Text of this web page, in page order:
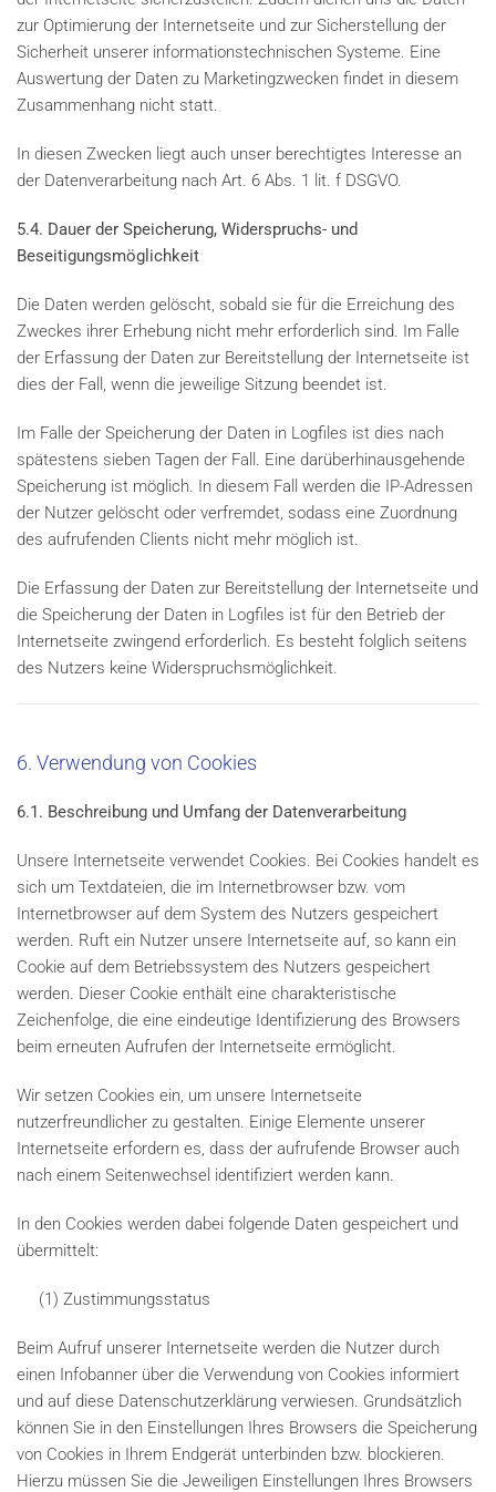
zur Optimierung der Internetseite und zur Sicherstellung der
Sicherheit unserer informationstechnischen Systeme. Eine
Auswertung der Daten zu Marketingzwecken findet in diesem
Zusammenhang nicht statt.
In diesen Zwecken liegt auch unser berechtigtes Interesse an
der Datenverarbeitung nach Art. 6 Abs. 1 lit. f DSGVO.
5.4. Dauer der Speicherung, Widerspruchs- und
Beseitigungsmöglichkeit
Die Daten werden gelöscht, sobald sie für die Erreichung des
Zweckes ihrer Erhebung nicht mehr erforderlich sind. Im Falle
der Erfassung der Daten zur Bereitstellung der Internetseite ist
dies der Fall, wenn die jeweilige Sitzung beendet ist.
Im Falle der Speicherung der Daten in Logfiles ist dies nach
spätestens sieben Tagen der Fall. Eine darüberhinausgehende
Speicherung ist möglich. In diesem Fall werden die IP-Adressen
der Nutzer gelöscht oder verfremdet, sodass eine Zuordnung
des aufrufenden Clients nicht mehr möglich ist.
Die Erfassung der Daten zur Bereitstellung der Internetseite und
die Speicherung der Daten in Logfiles ist für den Betrieb der
Internetseite zwingend erforderlich. Es besteht folglich seitens
des Nutzers keine Widerspruchsmöglichkeit.
6. Verwendung von Cookies
6.1. Beschreibung und Umfang der Datenverarbeitung
Unsere Internetseite verwendet Cookies. Bei Cookies handelt es
sich um Textdateien, die im Internetbrowser bzw. vom
Internetbrowser auf dem System des Nutzers gespeichert
werden. Ruft ein Nutzer unsere Internetseite auf, so kann ein
Cookie auf dem Betriebssystem des Nutzers gespeichert
werden. Dieser Cookie enthält eine charakteristische
Zeichenfolge, die eine eindeutige Identifizierung des Browsers
beim erneuten Aufrufen der Internetseite ermöglicht.
Wir setzen Cookies ein, um unsere Internetseite
nutzerfreundlicher zu gestalten. Einige Elemente unserer
Internetseite erfordern es, dass der aufrufende Browser auch
nach einem Seitenwechsel identifiziert werden kann.
In den Cookies werden dabei folgende Daten gespeichert und
übermittelt:
(1) Zustimmungsstatus
Beim Aufruf unserer Internetseite werden die Nutzer durch
einen Infobanner über die Verwendung von Cookies informiert
und auf diese Datenschutzerklärung verwiesen. Grundsätzlich
können Sie in den Einstellungen Ihres Browsers die Speicherung
von Cookies in Ihrem Endgerät unterbinden bzw. blockieren.
Hierzu müssen Sie die Jeweiligen Einstellungen Ihres Browsers